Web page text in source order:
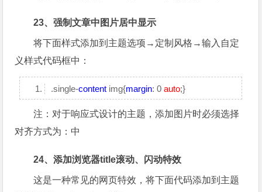
23、强制文章中图片居中显示
将下面样式添加到主题选项→定制风格→输入自定
义样式代码框中：
.single-content img{margin: 0auto;}
注：对于响应式设计的主题，添加图片时必须选择
对齐方式为：中
24、添加浏览器title滚动、闪动特效
这是一种常见的网页特效，将下面代码添加到主题